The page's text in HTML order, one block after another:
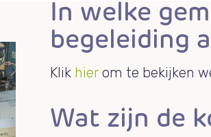
In welke
begeleiding
Klik hier om te bekijken
Wat zijn de